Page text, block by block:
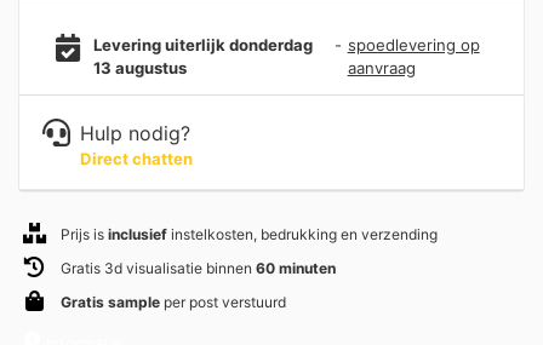
Levering uiterlijk donderdag
13 augustus
- spoedlevering op
aanvraag
Hulp nodig?
Direct chatten
Prijs is inclusief instelkosten, bedrukking en verzending
Gratis 3d visualisatie binnen 60 minuten
Gratis sample per post verstuurd